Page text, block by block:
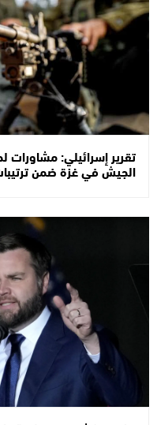
تقرير إسرائيلي: مشاورات
الجيش في غزة ضمن